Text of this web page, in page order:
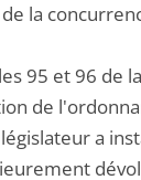
la
95 et 96 de
de
a